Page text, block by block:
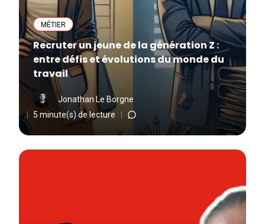
MÉTIER
Recruter un jeune de la génération Z :
entre défis et évolutions du monde du
travail
Jonathan Le Borgne
5 minute(s) de lecture